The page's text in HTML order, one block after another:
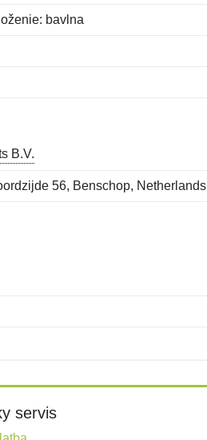
bavlna
B.V.
56, Benschop, Netherlands
servis